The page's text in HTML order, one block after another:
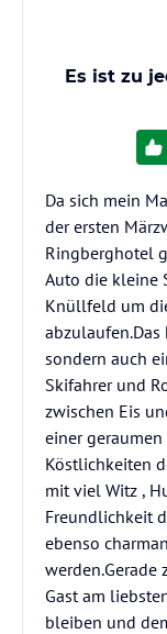
Es ist zu
Da sich mein
der ersten
Ringberghotel
Auto die kleine
Knüllfeld um
sondern auch
Skifahrer und
zwischen Eis
einer
Köstlichkeiten
mit viel Witz ,
Freundlichkeit
ebenso
werden.Gerade
Gast am
bleiben und